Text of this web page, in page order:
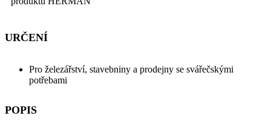
URČENÍ
Pro železářství, stavebniny a prodejny se svářečskými
potřebami
POPIS